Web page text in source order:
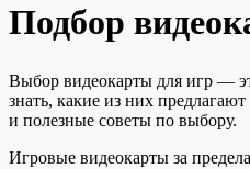
Подбор
Выбор видеокарты для игр —
знать, какие из них
и полезные советы по выбору.
Игровые видеокарты за